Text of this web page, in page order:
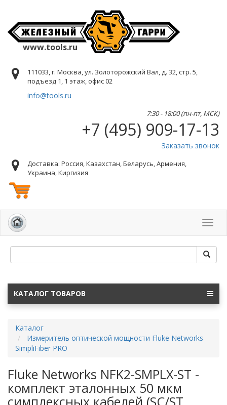
www.tools.ru
111033, г. Москва, ул. Золоторожский Вал, д. 32, стр. 5,
подъезд 1, 1 этаж, офис 02
info@tools.ru
7:30 - 18:00 (пн-пт, МСК)
+7 (495) 909-17-13
Заказать звонок
Доставка: Россия, Казахстан, Беларусь, Армения,
Украина, Киргизия
КАТАЛОГ ТОВАРОВ
Каталог
Измеритель оптической мощности Fluke Networks
SimpliFiber PRO
Fluke Networks NFK2-SMPLX-ST -
комплект эталонных 50 мкм
симплексных кабелей (SC/ST,